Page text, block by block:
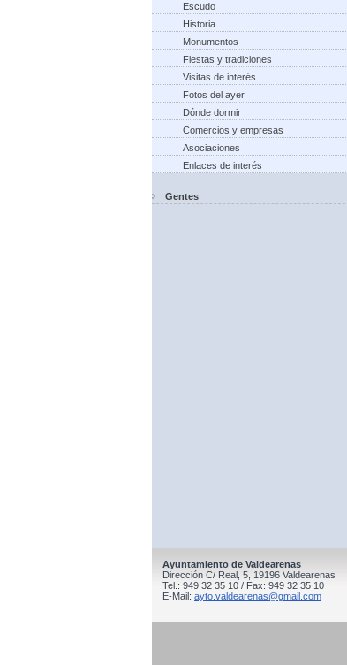
Escudo
Historia
Monumentos
Fiestas y tradiciones
Visitas de interés
Fotos del ayer
Dónde dormir
Comercios y empresas
Asociaciones
Enlaces de interés
Gentes
Ayuntamiento de Valdearenas
Dirección C/ Real, 5, 19196 Valdearenas
Tel.: 949 32 35 10 / Fax: 949 32 35 10
E-Mail: ayto.valdearenas@gmail.com